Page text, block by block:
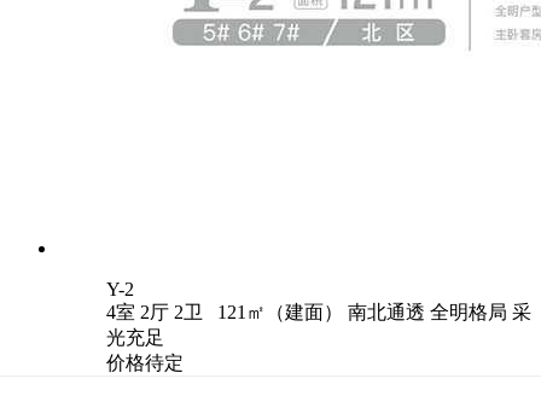
Y-2
4室 2厅 2卫 121㎡（建面）
南北通透 全明格局 采
光充足
价格待定